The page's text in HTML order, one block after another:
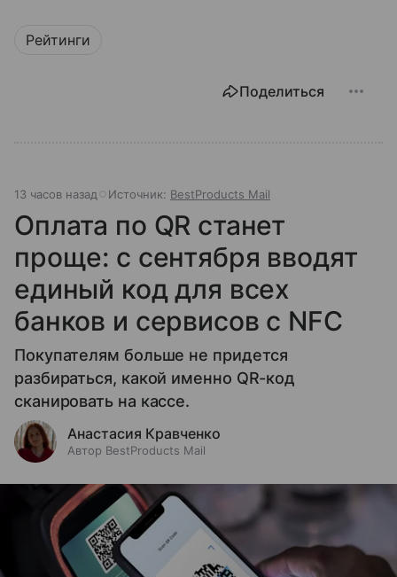
Рейтинги
Поделиться
13 часов назад Источник: BestProducts Mail
Оплата по QR станет
проще: с сентября вводят
единый код для всех
банков и сервисов с NFC
Покупателям больше не придется
разбираться, какой именно QR-код
сканировать на кассе.
Анастасия Кравченко
Автор BestProducts Mail